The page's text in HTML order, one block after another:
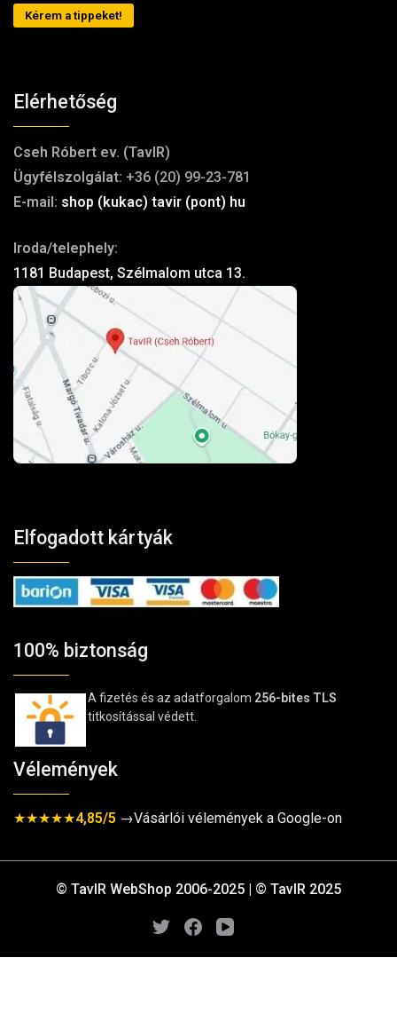
Kérem a tippeket!
Elérhetőség
Cseh Róbert ev. (TavIR)
Ügyfélszolgálat: +36 (20) 99-23-781
E-mail: shop (kukac) tavir (pont) hu
Iroda/telephely:
1181 Budapest, Szélmalom utca 13.
Elfogadott kártyák
100% biztonság
A fizetés és az adatforgalom 256-bites TLS
titkosítással védett.
Vélemények
★★★★★4,85/5 →Vásárlói vélemények a Google-on
© TavIR WebShop 2006-2025 | © TavIR 2025